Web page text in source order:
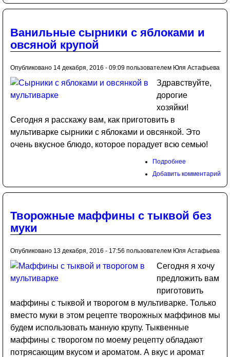
Ванильные сырники с яблоками и
овсяной крупой
Опубликовано 14 декабря, 2016 - 09:09 пользователем Юля Астафьева
Здравствуйте,
дорогие
хозяйки!
Сегодня я расскажу вам, как приготовить в
мультиварке сырники с яблоками и овсянкой. Это
очень вкусное блюдо, которое порадует всю семью!
Подробнее
Добавить комментарий
Творожные маффины с тыквой без
муки
Опубликовано 13 декабря, 2016 - 17:56 пользователем Юля Астафьева
Сегодня я хочу
предложить вам
приготовить
маффины с тыквой и творогом в мультиварке. Только
вместо муки в этом рецепте творожных маффинов мы
будем использовать манную крупу. Тыквенные
маффины с творогом по моему рецепту обладают
потрясающим вкусом и ароматом. А вкус и аромат